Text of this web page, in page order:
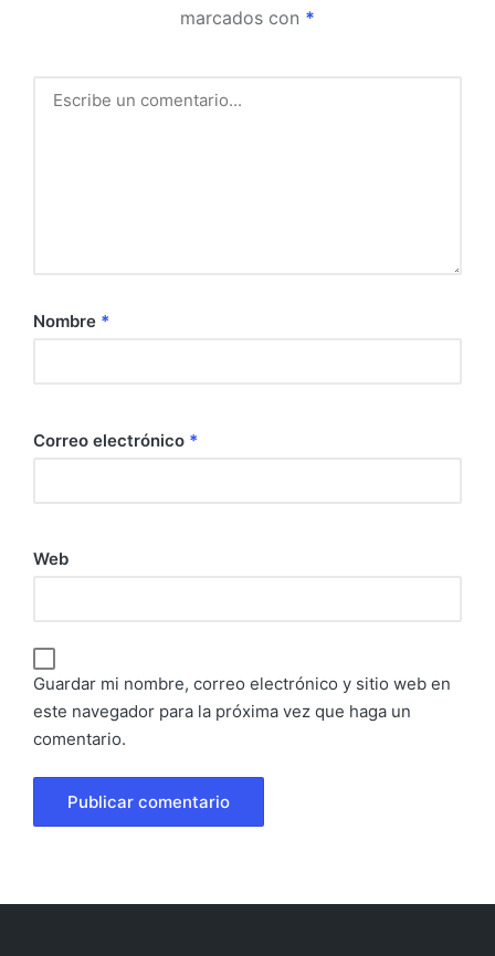
marcados con *
Nombre *
Correo electrónico *
Web
Guardar mi nombre, correo electrónico y sitio web en
este navegador para la próxima vez que haga un
comentario.